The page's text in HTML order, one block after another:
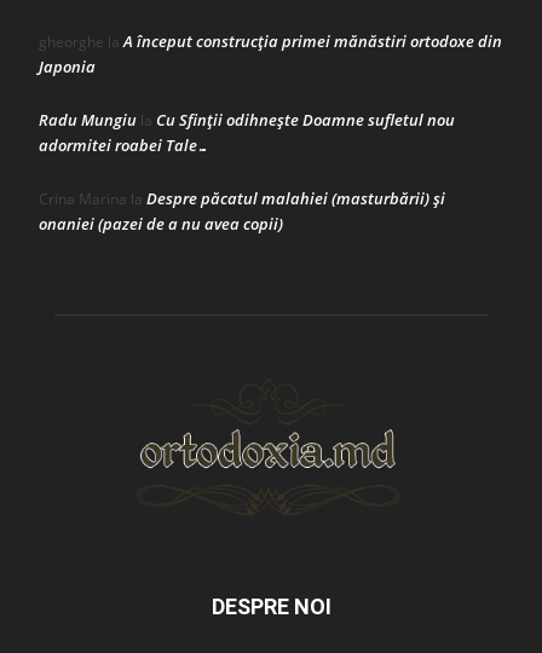
gheorghe laA început construcţia primei mănăstiri ortodoxe din
Japonia
Radu Mungiu la Cu Sfinții odihnește Doamne sufletul nou
adormitei roabei Tale…
Crina Marina la Despre păcatul malahiei (masturbării) şi
onaniei (pazei de a nu avea copii)
DESPRE NOI